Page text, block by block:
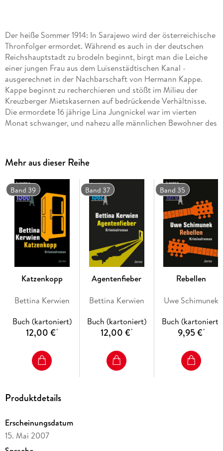
Der heiße Sommer 1914: In Sarajewo wird der österreichische
Thronfolger ermordet. Während es auch in der deutschen
Reichshauptstadt zu brodeln beginnt, birgt man die Leiche
einer jungen Frau aus dem Luisenstädtischen Kanal -
ausgerechnet in der Nachbarschaft von Hermann Kappe.
Kappe beginnt zu recherchieren und stößt im Milieu der
Kreuzberger Mietskasernen auf bedrückende Verhältnisse.
Die ermordete 16 jährige Lina Jungnickel war im vierten
Monat schwanger, und nahezu alle männlichen Bewohner des
Mehr aus dieser Reihe
Band 39
Katzenkopp
Bettina Kerwien
Buch (kartoniert)
12,00 €*
Band 37
Agentenfieber
Bettina Kerwien
Buch (kartoniert)
12,00 €*
Band 35
Rebellen
Uwe Schimunek
Buch (kartoniert)
9,95 €*
Produktdetails
Erscheinungsdatum
15. Mai 2007